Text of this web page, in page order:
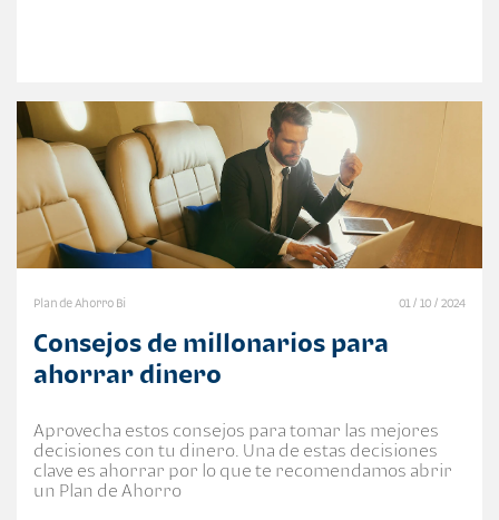
Plan de Ahorro Bi 01 / 10 / 2024
Consejos de millonarios para
ahorrar dinero
Aprovecha estos consejos para tomar las mejores
decisiones con tu dinero. Una de estas decisiones
clave es ahorrar por lo que te recomendamos abrir
un Plan de Ahorro